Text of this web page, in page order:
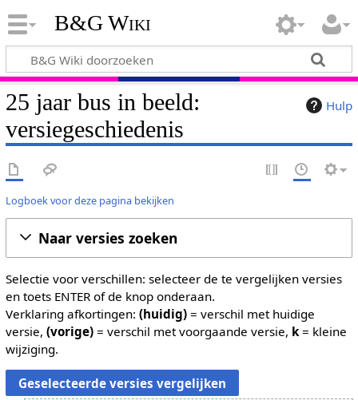
B&G Wiki
Hulp
25 jaar bus in beeld:
versiegeschiedenis
Logboek voor deze pagina bekijken
Naar versies zoeken
Selectie voor verschillen: selecteer de te vergelijken versies
en toets ENTER of de knop onderaan.
Verklaring afkortingen: (huidig)= verschil met huidige
versie, (vorige)= verschil met voorgaande versie, k= kleine
wijziging.